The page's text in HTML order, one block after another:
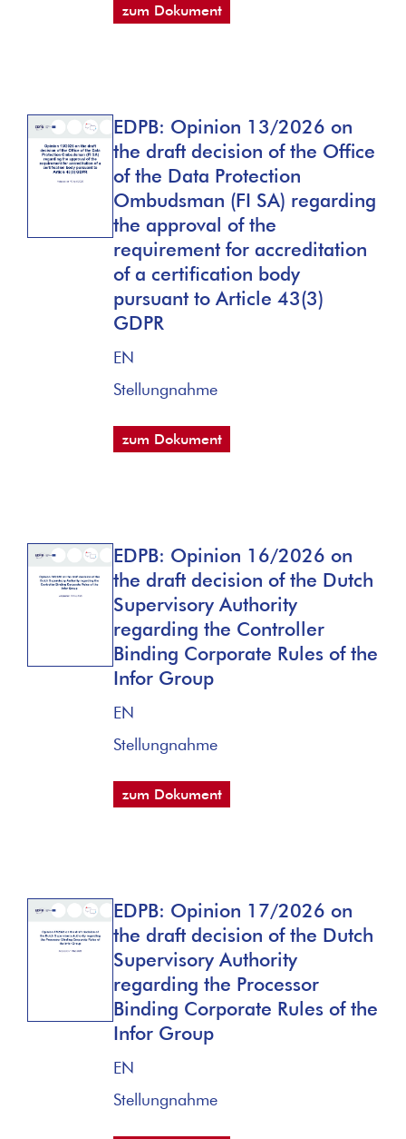
zum Dokument
EDPB: Opinion 13/2026 on
the draft decision of the Office
of the Data Protection
Ombudsman (FI SA) regarding
the approval of the
requirement for accreditation
of a certification body
pursuant to Article 43(3)
GDPR
EN
Stellungnahme
zum Dokument
EDPB: Opinion 16/2026 on
the draft decision of the Dutch
Supervisory Authority
regarding the Controller
Binding Corporate Rules of the
Infor Group
EN
Stellungnahme
zum Dokument
EDPB: Opinion 17/2026 on
the draft decision of the Dutch
Supervisory Authority
regarding the Processor
Binding Corporate Rules of the
Infor Group
EN
Stellungnahme